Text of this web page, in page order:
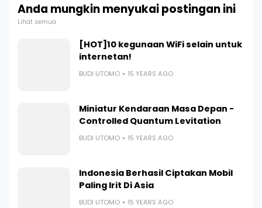
Anda mungkin menyukai postingan ini
Lihat semua
[HOT]10 kegunaan WiFi selain untuk
internetan!
BUDI UTOMO 15 YEARS AGO
Miniatur Kendaraan Masa Depan -
Controlled Quantum Levitation
BUDI UTOMO 15 YEARS AGO
Indonesia Berhasil Ciptakan Mobil
Paling Irit Di Asia
BUDI UTOMO 15 YEARS AGO